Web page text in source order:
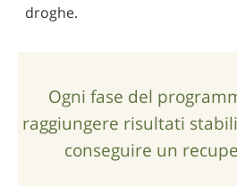
droghe.
Ogni fase del
raggiungere risultati
conseguire un